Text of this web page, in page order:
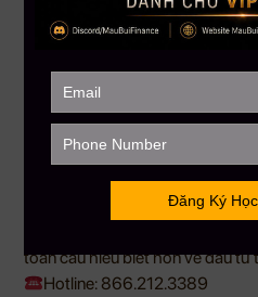
Đăng ký khóa học ngay tại đây
Gọi ngay:+1 866.212.3389
Inbox để nhận tư vấn lộ trình
toàn cầu hiểu biết hơn về đầu tư
Hotline: 866.212.3389